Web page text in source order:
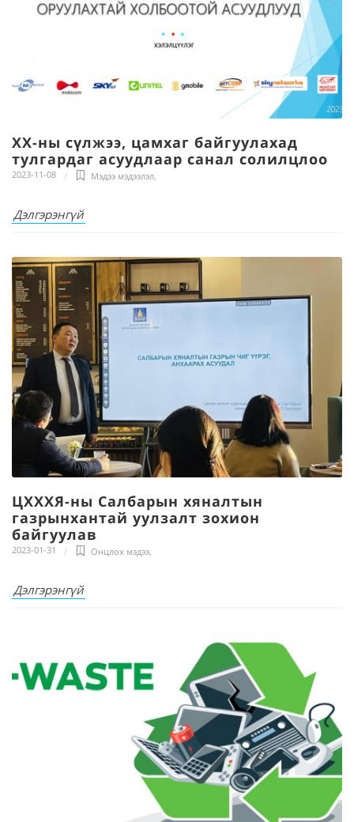
ХХ-ны сүлжээ, цамхаг байгуулахад
тулгардаг асуудлаар санал солилцлоо
2023-11-08 Мэдээ мэдээлэл,
Дэлгэрэнгүй
ЦХХХЯ-ны Салбарын хяналтын
газрынхантай уулзалт зохион
байгуулав
2023-01-31 Онцлох мэдээ,
Дэлгэрэнгүй